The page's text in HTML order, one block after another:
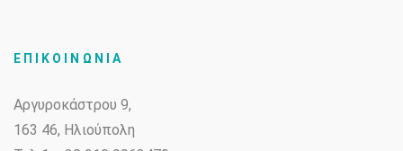
ΕΠΙΚΟΙΝΩΝΙΑ
Αργυροκάστρου 9,
163 46, Ηλιούπολη